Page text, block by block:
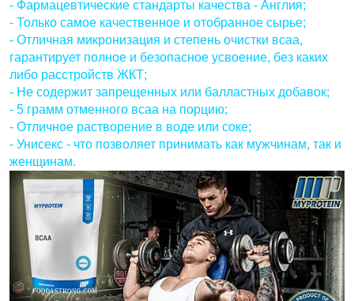
- Фармацевтические стандарты качества - Англия;
- Только самое качественное и отобранное сырье;
- Отличная микронизация и степень очистки всаа,
гарантирует полное и безопасное усвоение, без каких
либо расстройств ЖКТ;
- Не содержит запрещенных или балластных добавок;
- 5 грамм отменного всаа на порцию;
- Отличное растворение в воде или соке;
- Унисекс - что позволяет принимать как мужчинам, так и
женщинам.